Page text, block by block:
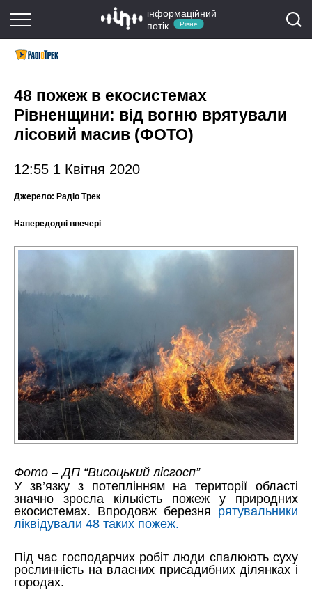
інформаційний
потік
Рівне
48 пожеж в екосистемах
Рівненщини: від вогню врятували
лісовий масив (ФОТО)
12:55 1 Квітня 2020
Джерело: Радіо Трек
Напередодні ввечері
Фото – ДП “Висоцький лісгосп”
У зв’язку з потеплінням на території області
значно зросла кількість пожеж у природних
екосистемах. Впродовж березня рятувальники
ліквідували 48 таких пожеж.
Під час господарчих робіт люди спалюють суху
рослинність на власних присадибних ділянках і
городах.